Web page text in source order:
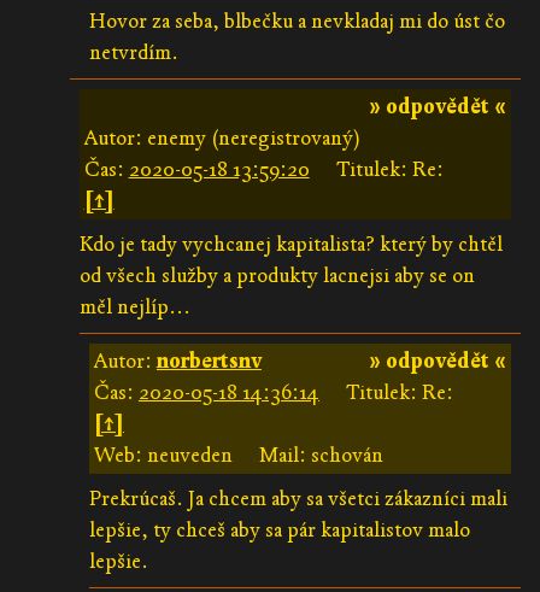
Hovor za seba, blbečku a nevkladaj mi do úst čo
netvrdím.
» odpovědět «
Autor: enemy (neregistrovaný)
Čas: 2020-05-18 13:59:20
Titulek: Re:
[↑]
Kdo je tady vychcanej kapitalista? který by chtěl
od všech služby a produkty lacnejsi aby se on
měl nejlíp...
» odpovědět «
Autor:norbertsnv
Čas: 2020-05-18 14:36:14
Titulek: Re:
[↑]
Web: neuveden
Mail: schován
Prekrúcaš. Ja chcem aby sa všetci zákazníci mali
lepšie, ty chceš aby sa pár kapitalistov malo
lepšie.